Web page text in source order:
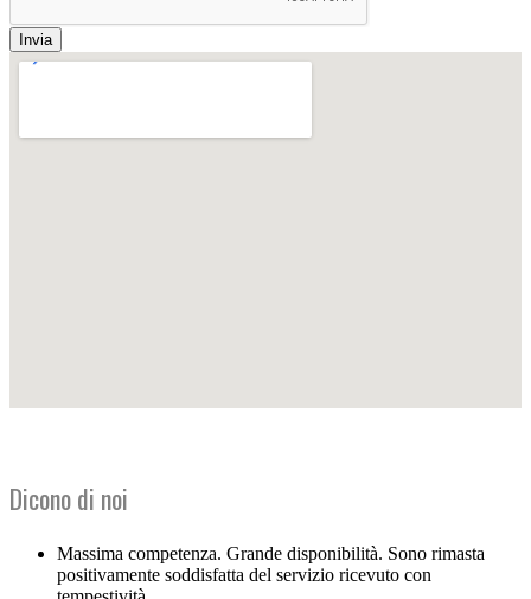
Invia
Dicono di noi
Massima competenza. Grande disponibilità. Sono rimasta
positivamente soddisfatta del servizio ricevuto con